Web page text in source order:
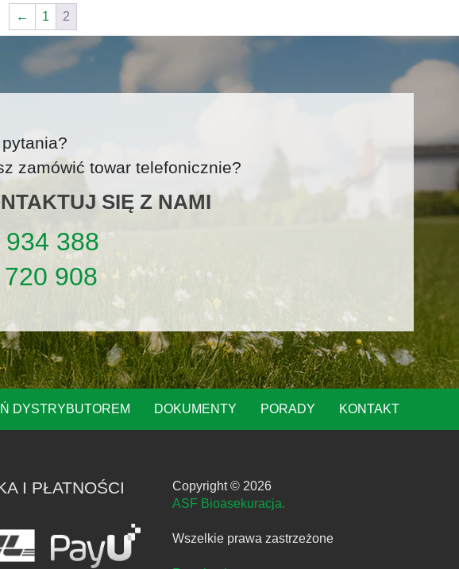
← 1 2
zamówić towar telefonicznie?
SIĘ Z NAMI
934 388
908
DYSTRYBUTOREM DOKUMENTY PORADY KONTAKT
I PŁATNOŚCI
Copyright © 2026
ASF Bioasekuracja.
Wszelkie prawa zastrzeżone